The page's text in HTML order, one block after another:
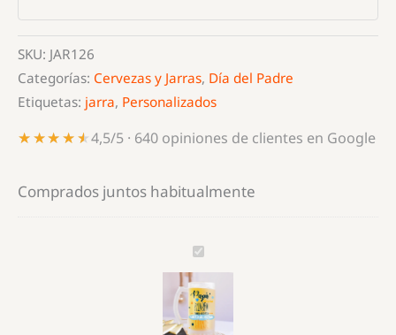
cantidad
SKU: JAR126
Categorías: Cervezas y Jarras, Día del Padre
Etiquetas: jarra, Personalizados
★★★★★
★★★★★4,5/5 · 640 opiniones de clientes en Google
Comprados juntos habitualmente
Jarra
de
Cerveza
para